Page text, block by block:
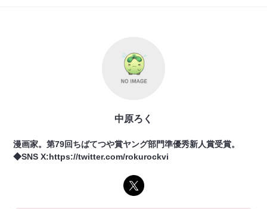
中原ろく
漫画家。第79回ちばてつや賞ヤング部門準優秀新人賞受賞。
◆SNS X:https://twitter.com/rokurockvi